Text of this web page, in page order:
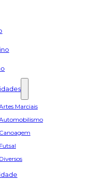
Marciais
Canoagem
Futsal
Diversos